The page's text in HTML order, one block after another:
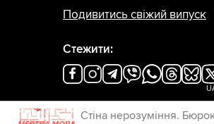
Стіна нерозуміння.
Подивитись свіжий випуск
Стежити: